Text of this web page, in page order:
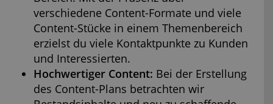
verschiedene Content-Formate und viele
Content-Stücke in einem Themenbereich
erzielst du viele Kontaktpunkte zu Kunden
und Interessierten.
Hochwertiger Content: Bei der Erstellung
des Content-Plans betrachten wir